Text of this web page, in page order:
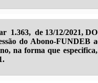
1.363, de 13/12/2021, DO
do Abono-FUNDEB
na forma que